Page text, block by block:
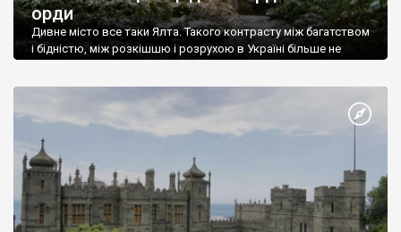
орди
Дивне місто все таки Ялта. Такого контрасту між багатством
і бідністю, між розкішшю і розрухою в Україні більше не